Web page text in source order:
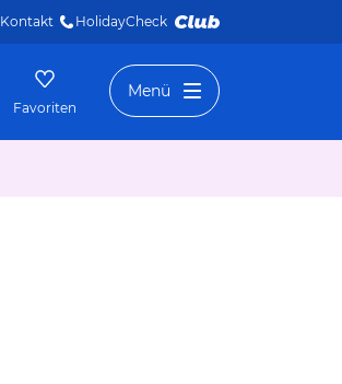
Kontakt HolidayCheck
Favoriten
Menü